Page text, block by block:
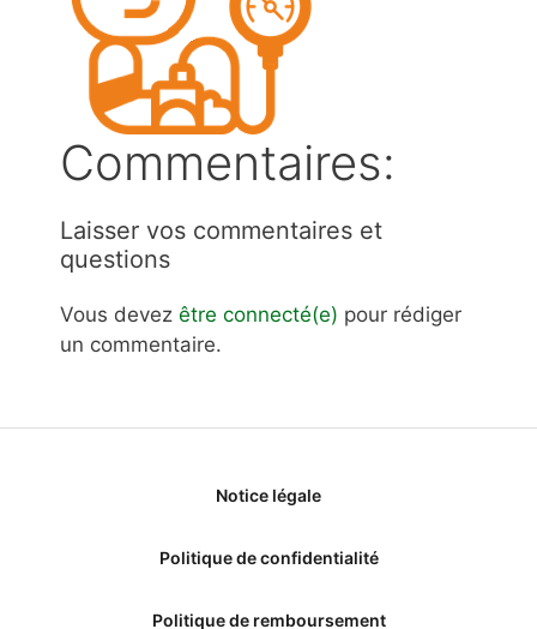
Commentaires:
Laisser vos commentaires et
questions
Vous devez être connecté(e) pour rédiger
un commentaire.
Notice légale
Politique de confidentialité
Politique de remboursement